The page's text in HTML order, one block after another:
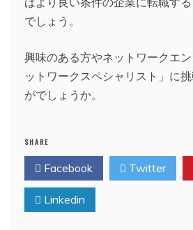
でしょう。
興味のある方やネットワークエ
ットワークスペシャリスト」に
がでしょうか。
SHARE
Facebook Twitter
Linkedin